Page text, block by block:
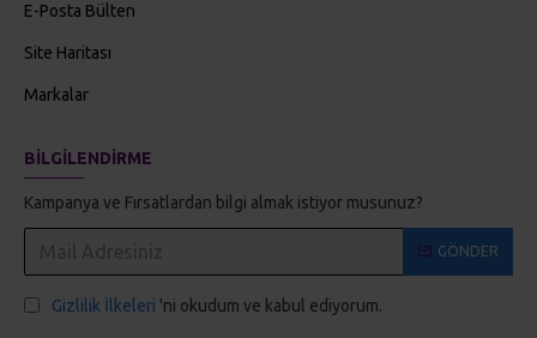
E-Posta Bülten
Site Haritası
Markalar
BILGILENDIRME
Kampanya ve Fırsatlardan bilgi almak istiyor musunuz?
GÖNDER
Gizlilik İlkeleri 'ni okudum ve kabul ediyorum.